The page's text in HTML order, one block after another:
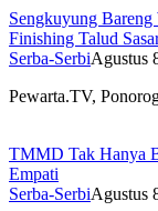
Sengkuyung
Finishing Talud
Serba-SerbiAgustus
Pewarta.TV,
TMMD Tak Hanya
Empati
Serba-SerbiAgustus